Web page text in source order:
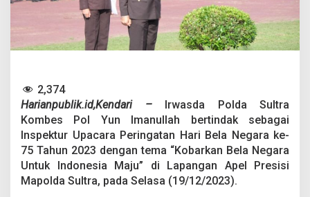
a
r
H
a
e
N
e
g
a
2,374
Harianpublik.id,Kendari –
Irwasda Polda Sultra
Kombes Pol Yun Imanullah bertindak sebagai
Inspektur Upacara Peringatan Hari Bela Negara ke-
75 Tahun 2023 dengan tema “Kobarkan Bela Negara
Untuk Indonesia Maju” di Lapangan Apel Presisi
Mapolda Sultra, pada Selasa (19/12/2023).